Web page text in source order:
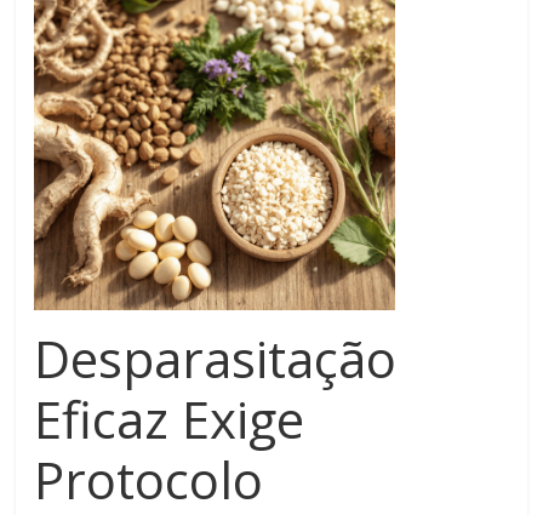
Desparasitação
Eficaz Exige
Protocolo